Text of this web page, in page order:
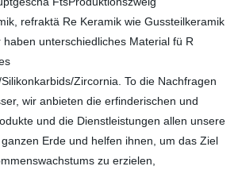
refraktä Re Keramik wie Gussteilkeramik
haben unterschiedliches Material fü R
Zircornia. To die Nachfragen
wir anbieten die erfinderischen und
und die Dienstleistungen allen unsere
Erde und helfen ihnen, um das Ziel
zu erzielen,